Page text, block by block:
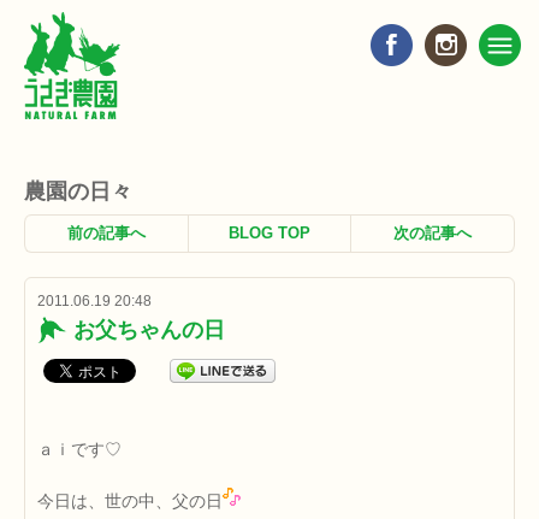
農園の日々
前の記事へ BLOG TOP 次の記事へ
2011.06.19 20:48
お父ちゃんの日
ａｉです♡
今日は、世の中、父の日